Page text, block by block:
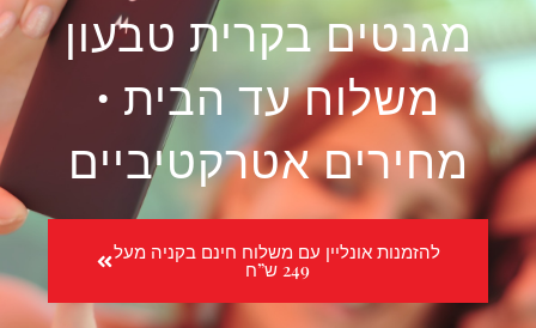
מגנטים בקרית טבעון
משלוח עד הבית •
מחירים אטרקטיביים
להזמנות אונליין עם משלוח חינם בקניה מעל
249 ש”ח